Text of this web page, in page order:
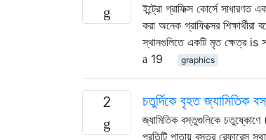
ইন্ট্রো গ্রাফিক্স কোর্সে
করা অনেক গ্রাফিক্সের
স্থানগুলিতে একটি মৃত ক্ষেত্র
19
graphics
2 চতুর্দিকে বৃহত জ্যামিতিক
জ্যামিতিক বস্তুগুলিকে চতুষ্কোণে
প্রতিটি পাতায় বস্তুর রেফারেন্স